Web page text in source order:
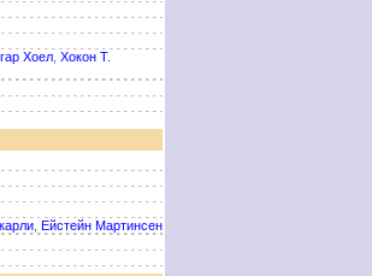
Хоел Хокон Т.
Ейстейн Мартинсен